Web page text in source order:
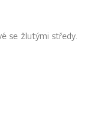
se žlutými středy.